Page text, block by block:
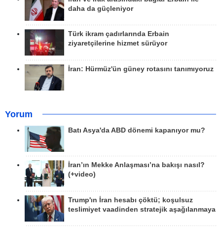
daha da güçleniyor
Türk ikram çadırlarında Erbain
ziyaretçilerine hizmet sürüyor
İran: Hürmüz'ün güney rotasını tanımıyoruz
Yorum
Batı Asya'da ABD dönemi kapanıyor mu?
İran’ın Mekke Anlaşması’na bakışı nasıl?
(+video)
Trump'ın İran hesabı çöktü; koşulsuz
teslimiyet vaadinden stratejik aşağılanmaya